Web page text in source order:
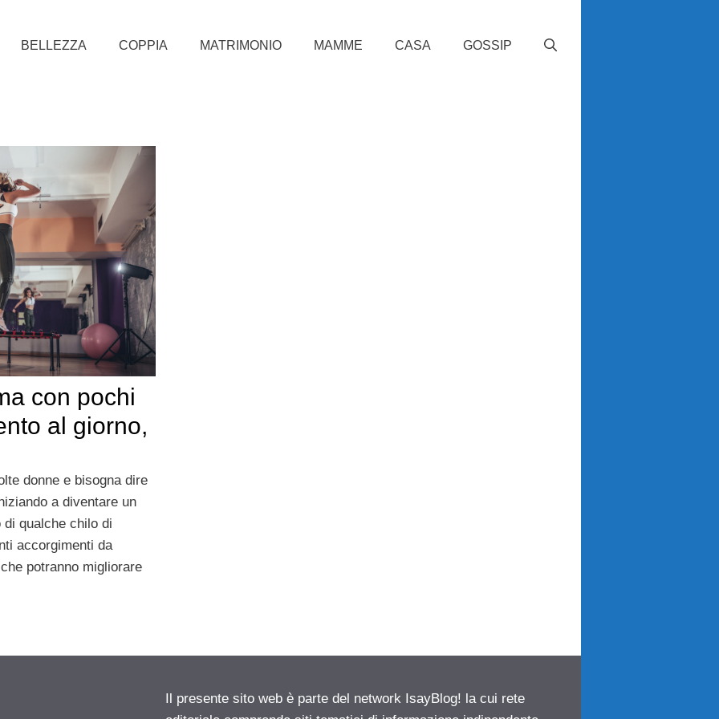
BELLEZZA COPPIA MATRIMONIO MAMME CASA GOSSIP
con pochi
al giorno,
donne e bisogna dire
a diventare un
qualche chilo di
accorgimenti da
potranno migliorare
Il presente sito web è parte del network IsayBlog! la cui rete